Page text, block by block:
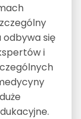
się
i